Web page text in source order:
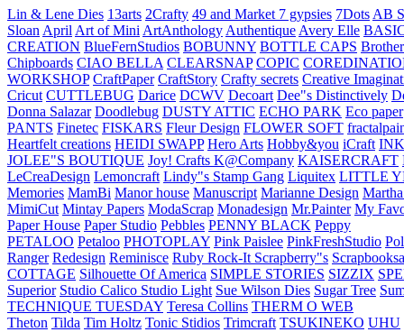
Lin & Lene Dies 13arts 2Crafty 49 and Market 7 gypsies 7Dots AB
Sloan April Art of Mini ArtAnthology Authentique Avery Elle
CREATION BlueFernStudios BOBUNNY BOTTLE CAPS Brother
Chipboards CIAO BELLA CLEARSNAP COPIC
WORKSHOP CraftPaper CraftStory Crafty secrets Creative
Cricut CUTTLEBUG Darice DCWV Decoart Dee"s Distinctively
Donna Salazar Doodlebug DUSTY ATTIC ECHO PARK Eco paper
PANTS Finetec FISKARS Fleur Design FLOWER SOFT
Heartfelt creations HEIDI SWAPP Hero Arts Hobby&you iCraft
JOLEE"S BOUTIQUE Joy! Crafts K@Company KAISERCRAFT
LeCreaDesign Lemoncraft Lindy"s Stamp Gang Liquitex LITTLE
Memories MamBi Manor house Manuscript Marianne Design
MimiCut Mintay Papers ModaScrap Monadesign Mr.Painter My
Paper House Paper Studio Pebbles PENNY BLACK Peppy
PETALOO Petaloo PHOTOPLAY Pink Paislee PinkFreshStudio
Ranger Redesign Reminisce Ruby Rock-It Scrapberry"s
COTTAGE Silhouette Of America SIMPLE STORIES SIZZIX
Superior Studio Calico Studio Light Sue Wilson Dies Sugar Tree
TECHNIQUE TUESDAY Teresa Collins THERM O WEB
Theton Tilda Tim Holtz Tonic Stidios Trimcraft TSUKINEKO UHU